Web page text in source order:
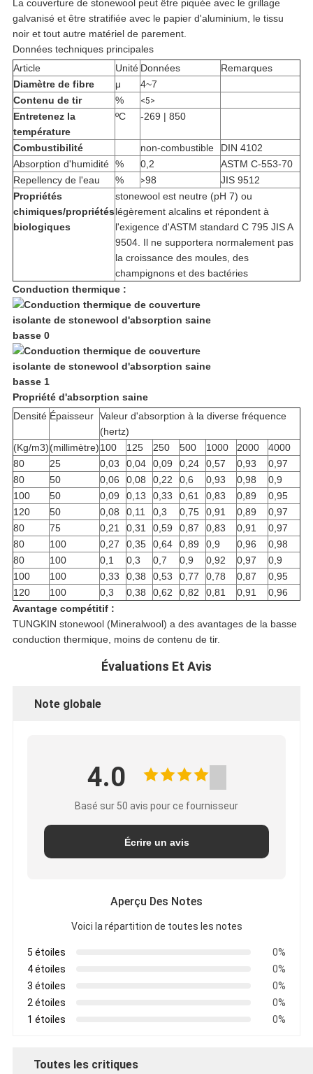
La couverture de stonewool peut être piquée avec le grillage
galvanisé et être stratifiée avec le papier d'aluminium, le tissu
noir et tout autre matériel de parement.
Données techniques principales
Article
Unité Données
Remarques
Diamètre de fibre
μ
4~7
Contenu de tir
% <5>
Entretenez la
température
ºC -269 | 850
Combustibilité non-combustible
DIN 4102
Absorption d'humidité % 0,2
ASTM C-553-70
Repellency de l'eau
% >98
JIS 9512
Propriétés
chimiques/propriétés
biologiques
stonewool est neutre (pH 7) ou
légèrement alcalins et répondent à
l'exigence d'ASTM standard C 795 JIS A
9504. Il ne supportera normalement pas
la croissance des moules, des
champignons et des bactéries
Conduction thermique :
Propriété d'absorption saine
Densité Épaisseur Valeur d'absorption à la diverse fréquence
(hertz)
(Kg/m3)(millimètre)100 125 250 500 1000 2000
4000
80
25 0,03 0,04 0,09 0,24 0,57 0,93
0,97
80
50 0,06 0,08 0,22 0,6 0,93 0,98
0,9
100
50 0,09 0,13 0,33 0,61 0,83 0,89
0,95
120
50 0,08 0,11 0,3 0,75 0,91 0,89
0,97
80
75 0,21 0,31 0,59 0,87 0,83 0,91
0,97
80
100 0,27 0,35 0,64 0,89 0,9 0,96
0,98
80
100 0,1 0,3 0,7 0,9 0,92 0,97
0,9
100
100 0,33 0,38 0,53 0,77 0,78 0,87
0,95
120
100 0,3 0,38 0,62 0,82 0,81 0,91
0,96
Avantage compétitif :
TUNGKIN stonewool (Mineralwool) a des avantages de la basse
conduction thermique, moins de contenu de tir.
Évaluations Et Avis
Note globale
4.0
Basé sur 50 avis pour ce fournisseur
Écrire un avis
Aperçu Des Notes
Voici la répartition de toutes les notes
5 étoiles
0%
4 étoiles
0%
3 étoiles
0%
2 étoiles
0%
1 étoiles
0%
Toutes les critiques